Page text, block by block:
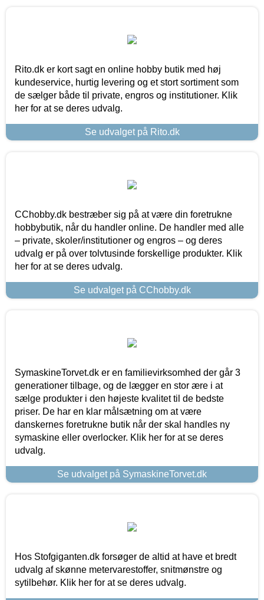
Rito.dk er kort sagt en online hobby butik med høj
kundeservice, hurtig levering og et stort sortiment som
de sælger både til private, engros og institutioner. Klik
her for at se deres udvalg.
Se udvalget på Rito.dk
CChobby.dk bestræber sig på at være din foretrukne
hobbybutik, når du handler online. De handler med alle
– private, skoler/institutioner og engros – og deres
udvalg er på over tolvtusinde forskellige produkter. Klik
her for at se deres udvalg.
Se udvalget på CChobby.dk
SymaskineTorvet.dk er en familievirksomhed der går 3
generationer tilbage, og de lægger en stor ære i at
sælge produkter i den højeste kvalitet til de bedste
priser. De har en klar målsætning om at være
danskernes foretrukne butik når der skal handles ny
symaskine eller overlocker. Klik her for at se deres
udvalg.
Se udvalget på SymaskineTorvet.dk
Hos Stofgiganten.dk forsøger de altid at have et bredt
udvalg af skønne metervarestoffer, snitmønstre og
sytilbehør. Klik her for at se deres udvalg.